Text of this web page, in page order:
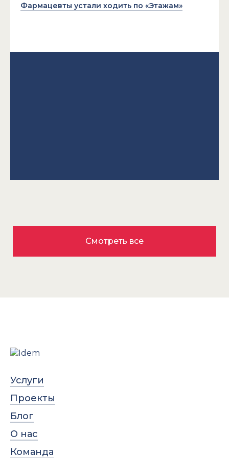
Фармацевты устали ходить по «Этажам»
Смотреть все
Услуги
Проекты
Блог
О нас
Команда